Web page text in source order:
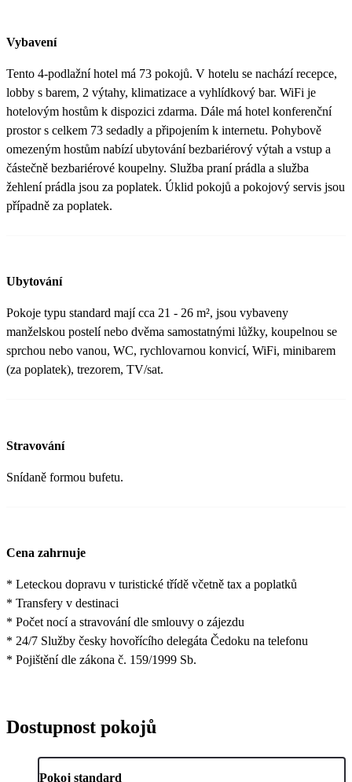
Vybavení
Tento 4-podlažní hotel má 73 pokojů. V hotelu se nachází recepce,
lobby s barem, 2 výtahy, klimatizace a vyhlídkový bar. WiFi je
hotelovým hostům k dispozici zdarma. Dále má hotel konferenční
prostor s celkem 73 sedadly a připojením k internetu. Pohybově
omezeným hostům nabízí ubytování bezbariérový výtah a vstup a
částečně bezbariérové koupelny. Služba praní prádla a služba
žehlení prádla jsou za poplatek. Úklid pokojů a pokojový servis jsou
případně za poplatek.
Ubytování
Pokoje typu standard mají cca 21 - 26 m², jsou vybaveny
manželskou postelí nebo dvěma samostatnými lůžky, koupelnou se
sprchou nebo vanou, WC, rychlovarnou konvicí, WiFi, minibarem
(za poplatek), trezorem, TV/sat.
Stravování
Snídaně formou bufetu.
Cena zahrnuje
* Leteckou dopravu v turistické třídě včetně tax a poplatků
* Transfery v destinaci
* Počet nocí a stravování dle smlouvy o zájezdu
* 24/7 Služby česky hovořícího delegáta Čedoku na telefonu
* Pojištění dle zákona č. 159/1999 Sb.
Dostupnost pokojů
Pokoj standard